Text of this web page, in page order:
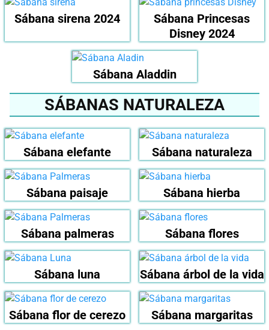
Sábana sirena 2024
Sábana Princesas
Disney 2024
Sábana Aladdin
SÁBANAS NATURALEZA
Sábana elefante Sábana naturaleza
Sábana paisaje Sábana hierba
Sábana palmeras Sábana flores
Sábana luna Sábana árbol de la vida
Sábana flor de cerezo Sábana margaritas